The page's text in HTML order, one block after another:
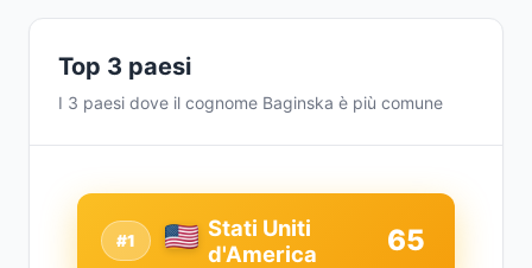
Top 3 paesi
I 3 paesi dove il cognome Baginska è più comune
#1
Stati Uniti
d'America
65